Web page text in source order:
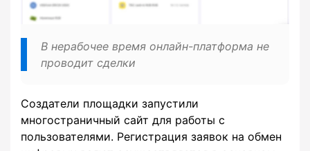
В нерабочее время онлайн-платформа не
проводит сделки
Создатели площадки запустили
многостраничный сайт для работы с
пользователями. Регистрация заявок на обмен